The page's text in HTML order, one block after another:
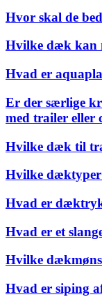
Hvor skal de
Hvilke dæk kan
Hvad er
Er der særlige
med trailer eller
Hvilke dæk til
Hvilke dæktyper
Hvad er
Hvad er et
Hvilke
Hvad er siping